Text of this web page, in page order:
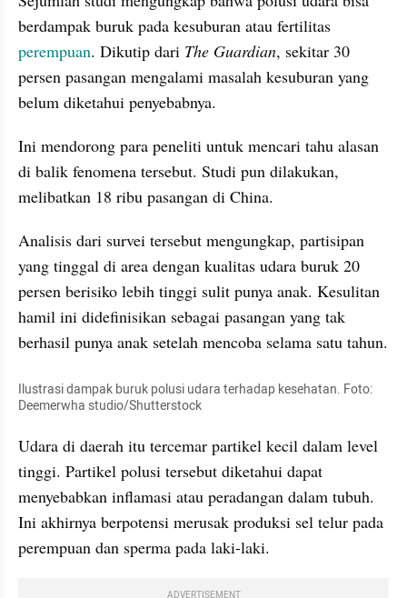
perempuan. Dikutip dari The Guardian, sekitar 30
persen pasangan mengalami masalah kesuburan yang
belum diketahui penyebabnya.
Ini mendorong para peneliti untuk mencari tahu alasan
di balik fenomena tersebut. Studi pun dilakukan,
melibatkan 18 ribu pasangan di China.
Analisis dari survei tersebut mengungkap, partisipan
yang tinggal di area dengan kualitas udara buruk 20
persen berisiko lebih tinggi sulit punya anak. Kesulitan
hamil ini didefinisikan sebagai pasangan yang tak
berhasil punya anak setelah mencoba selama satu tahun.
Ilustrasi dampak buruk polusi udara terhadap kesehatan. Foto:
Deemerwha studio/Shutterstock
Udara di daerah itu tercemar partikel kecil dalam level
tinggi. Partikel polusi tersebut diketahui dapat
menyebabkan inflamasi atau peradangan dalam tubuh.
Ini akhirnya berpotensi merusak produksi sel telur pada
perempuan dan sperma pada laki-laki.